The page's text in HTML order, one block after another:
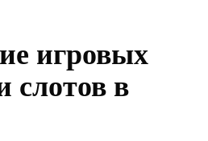
игровых
слотов в